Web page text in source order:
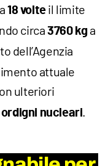
18 volteil limite
circa3760 kga
dell’Agenzia
attuale
ulteriori
ordigni nucleari